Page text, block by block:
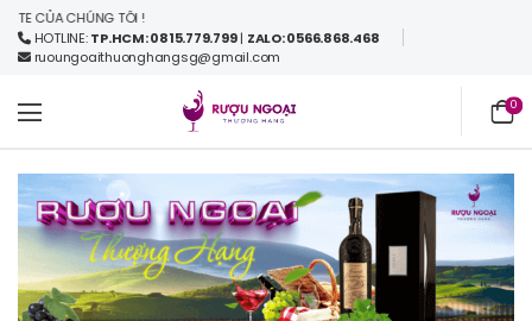
CỦA CHÚNG TÔI !
HOTLINE:TP.HCM: 0815.779.799| ZALO: 0566.868.468
ruoungoaithuonghangsg@gmail.com
0